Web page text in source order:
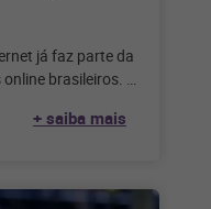
já faz parte da
brasileiros. E
+ saiba mais